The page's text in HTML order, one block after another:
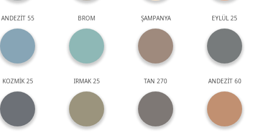
ANDEZİT 55 BROM ŞAMPANYA EYLÜL 25
KOZMİK 25 IRMAK 25 TAN 270 ANDEZİT 60